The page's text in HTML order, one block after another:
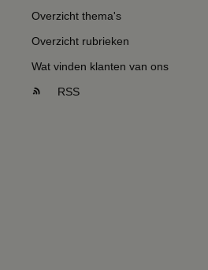
Overzicht thema's
Overzicht rubrieken
Wat vinden klanten van ons
RSS